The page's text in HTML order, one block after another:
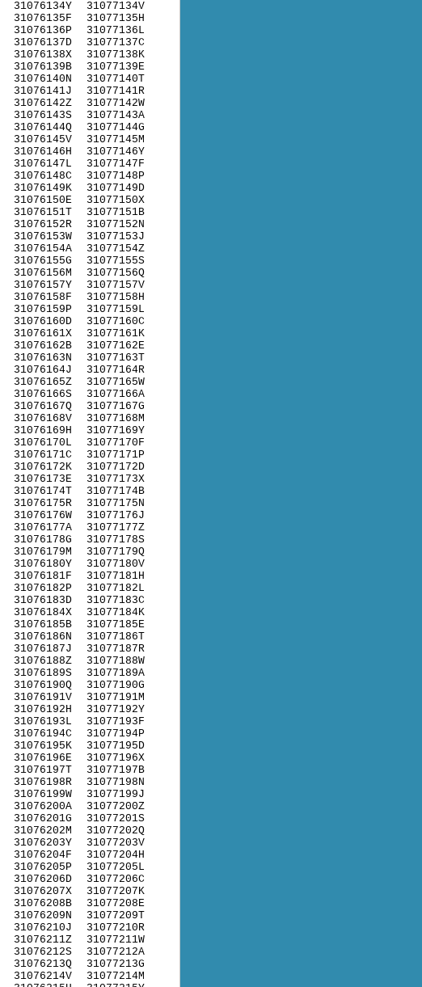
31076134Y
31076135F
31076136P
31076137D
31076138X
31076139B
31076140N
31076141J
31076142Z
31076143S
31076144Q
31076145V
31076146H
31076147L
31076148C
31076149K
31076150E
31076151T
31076152R
31076153W
31076154A
31076155G
31076156M
31076157Y
31076158F
31076159P
31076160D
31076161X
31076162B
31076163N
31076164J
31076165Z
31076166S
31076167Q
31076168V
31076169H
31076170L
31076171C
31076172K
31076173E
31076174T
31076175R
31076176W
31076177A
31076178G
31076179M
31076180Y
31076181F
31076182P
31076183D
31076184X
31076185B
31076186N
31076187J
31076188Z
31076189S
31076190Q
31076191V
31076192H
31076193L
31076194C
31076195K
31076196E
31076197T
31076198R
31076199W
31076200A
31076201G
31076202M
31076203Y
31076204F
31076205P
31076206D
31076207X
31076208B
31076209N
31076210J
31076211Z
31076212S
31076213Q
31076214V
31077134V
31077135H
31077136L
31077137C
31077138K
31077139E
31077140T
31077141R
31077142W
31077143A
31077144G
31077145M
31077146Y
31077147F
31077148P
31077149D
31077150X
31077151B
31077152N
31077153J
31077154Z
31077155S
31077156Q
31077157V
31077158H
31077159L
31077160C
31077161K
31077162E
31077163T
31077164R
31077165W
31077166A
31077167G
31077168M
31077169Y
31077170F
31077171P
31077172D
31077173X
31077174B
31077175N
31077176J
31077177Z
31077178S
31077179Q
31077180V
31077181H
31077182L
31077183C
31077184K
31077185E
31077186T
31077187R
31077188W
31077189A
31077190G
31077191M
31077192Y
31077193F
31077194P
31077195D
31077196X
31077197B
31077198N
31077199J
31077200Z
31077201S
31077202Q
31077203V
31077204H
31077205L
31077206C
31077207K
31077208E
31077209T
31077210R
31077211W
31077212A
31077213G
31077214M